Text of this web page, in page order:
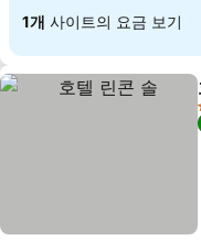
1개 사이트의 요금 보기